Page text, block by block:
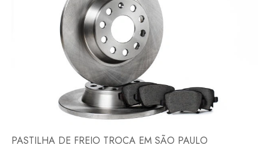
PASTILHA DE FREIO TROCA EM SÃO PAULO